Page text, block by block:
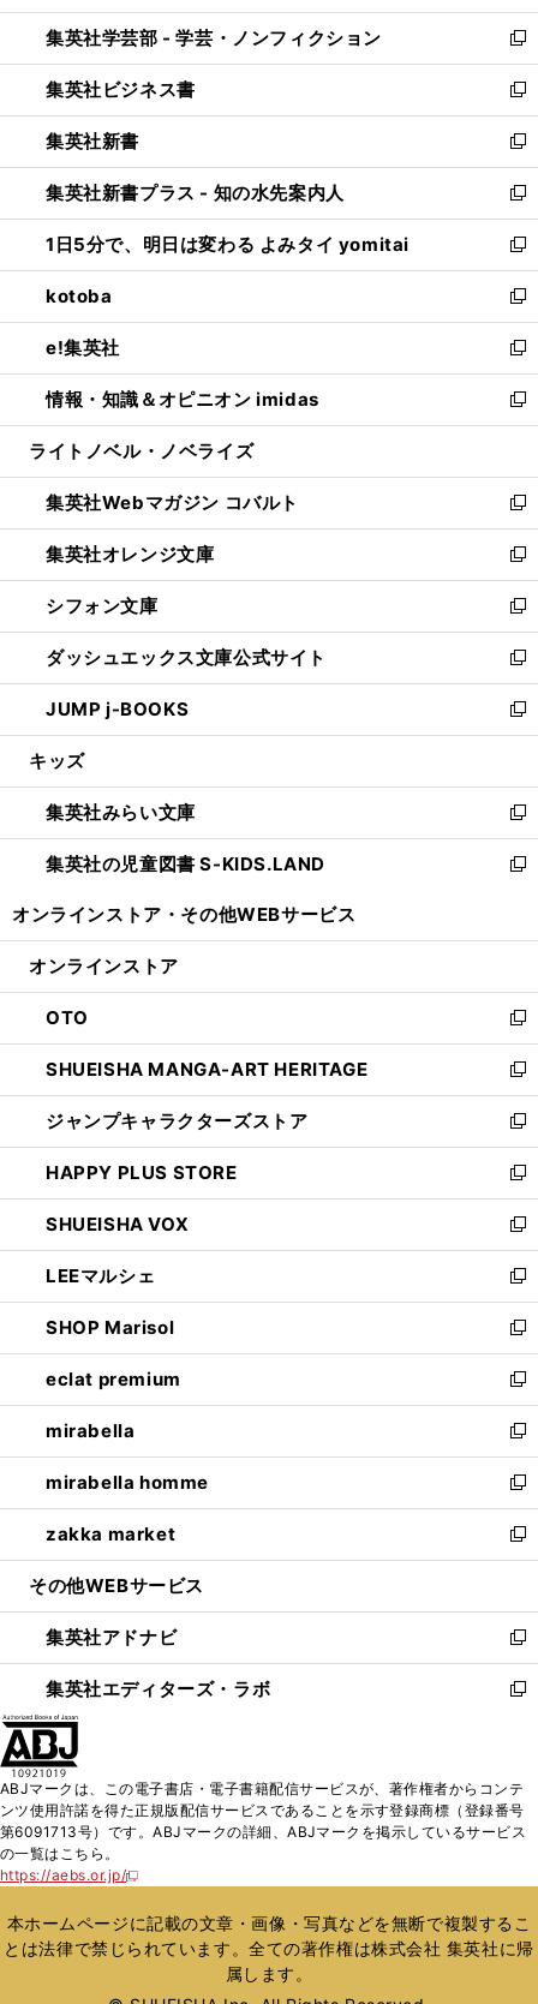
開
く
ウ
で
開
く
ン
ド
ウ
で
開
く
ウ
ィ
ン
ド
ウ
で
開
く
集英社学芸部 - 学芸・ノンフィクション
新
し
い
ウ
ィ
ン
ド
ウ
で
開
く
集英社ビジネス書
新
し
い
ウ
ィ
ン
ド
ウ
で
開
く
集英社新書
新
し
い
ウ
ィ
ン
ド
ウ
で
開
く
集英社新書プラス - 知の水先案内人
新
し
い
ウ
ィ
ン
ド
ウ
で
開
1日5分で、明日は変わる よみタイ yomitai
新
し
い
ウ
ィ
ン
ド
ウ
開
く
kotoba
新
し
い
ウ
ィ
ン
ウ
で
開
く
e!集英社
新
し
い
ウ
ン
ド
ウ
で
開
く
情報・知識＆オピニオン imidas
新
し
ウ
ィ
ン
ド
ウ
で
開
く
ライトノベル・ノベライズ
集英社Webマガジン コバルト
新
し
い
ウ
ィ
ン
ド
ウ
で
開
集英社オレンジ文庫
新
し
い
ウ
ィ
ン
ド
ウ
開
く
シフォン文庫
新
し
い
ウ
ィ
ン
ウ
で
開
く
ダッシュエックス文庫公式サイト
新
し
い
ウ
ン
ド
ウ
で
JUMP j-BOOKS
新
し
ウ
ィ
ン
ド
開
キッズ
集英社みらい文庫
新
し
い
ン
ウ
で
開
く
集英社の児童図書 S-KIDS.LAND
新
ウ
ン
ド
ウ
で
開
く
オンラインストア・ その他WEBサービス
オンラインストア
OTO
新
し
い
ウ
ィ
ン
ド
ウ
で
開
く
SHUEISHA MANGA-ART HERITAGE
新
し
い
ウ
ィ
ン
ド
ウ
で
開
く
ジャンプキャラクターズストア
新
し
い
ウ
ィ
ン
ド
ウ
で
開
く
HAPPY PLUS STORE
新
し
い
ウ
ィ
ン
ド
ウ
で
開
く
SHUEISHA VOX
新
し
い
ウ
ィ
ン
ド
ウ
で
開
く
LEEマルシェ
新
し
い
ウ
ィ
ン
ド
ウ
で
開
く
SHOP Marisol
新
し
い
ウ
ィ
ン
ド
ウ
で
開
eclat premium
新
し
い
ウ
ィ
ン
ド
ウ
開
く
mirabella
新
し
い
ウ
ィ
ン
ウ
で
開
く
mirabella homme
新
し
い
ウ
ン
ド
ウ
で
zakka market
新
し
ウ
ィ
ン
ド
く
その他WEBサービス
集英社アドナビ
新
し
い
ド
ウ
で
集英社エディターズ・ラボ
新
ィ
ン
ド
開
く
ABJマークは、この電子書店・電子書籍配信サービスが、著作権者からコンテ
ンツ使用許諾を得た正規版配信サービスであることを示す登録商標（登録番号
第6091713号）です。ABJマークの詳細、ABJマークを掲示しているサービス
の一覧はこちら。
https://aebs.or.jp/
新
い
ウ
ィ
本ホームページに記載の文章・画像・写真などを無断で複製するこ
とは法律で禁じられています。全ての著作権は株式会社 集英社に帰
属します。